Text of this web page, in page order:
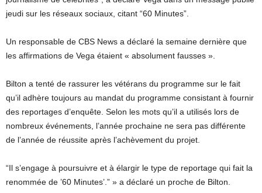
jeudi sur les réseaux sociaux, citant “60 Minutes”.
Un responsable de CBS News a déclaré la semaine dernière que
les affirmations de Vega étaient « absolument fausses ».
Bilton a tenté de rassurer les vétérans du programme sur le fait
qu’il adhère toujours au mandat du programme consistant à fournir
des reportages d’enquête. Selon les mots qu’il a utilisés lors de
nombreux événements, l’année prochaine ne sera pas différente
de l’année de réussite après l’achèvement du projet.
“Il s’engage à poursuivre et à élargir le type de reportage qui fait la
renommée de ’60 Minutes’.” » a déclaré un proche de Bilton.